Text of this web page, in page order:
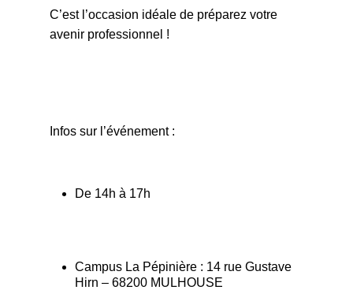
C’est l’occasion idéale de préparez votre
avenir professionnel !
Infos sur l’événement :
De 14h à 17h
Campus La Pépinière : 14 rue Gustave
Hirn – 68200 MULHOUSE